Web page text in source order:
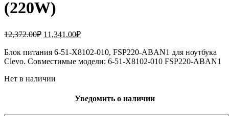
(220W)
12,372.00₽ Первоначальная
составляла
12,372.00₽.
11,341.00₽Текущая
11,341.00₽.
Блок питания 6-51-X8102-010, FSP220-ABAN1 для ноутбука
Clevo. Совместимые модели: 6-51-X8102-010 FSP220-ABAN1
Нет в наличии
Уведомить о наличии